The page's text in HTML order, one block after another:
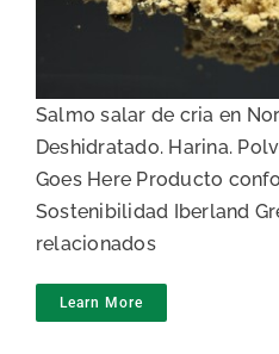
Salmo salar de cria en
Deshidratado. Harina.
Goes Here Producto
Sostenibilidad Iberland
relacionados
Learn More